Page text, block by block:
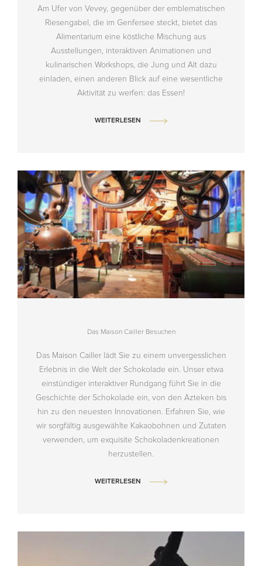
Am Ufer von Vevey, gegenüber der emblematischen
Riesengabel, die im Genfersee steckt, bietet das
Alimentarium eine köstliche Mischung aus
Ausstellungen, interaktiven Animationen und
kulinarischen Workshops, die Jung und Alt dazu
einladen, einen anderen Blick auf eine wesentliche
Aktivität zu werfen: das Essen!
WEITERLESEN
Das Maison Cailler Besuchen
Das Maison Cailler lädt Sie zu einem unvergesslichen
Erlebnis in die Welt der Schokolade ein. Unser etwa
einstündiger interaktiver Rundgang führt Sie in die
Geschichte der Schokolade ein, von den Azteken bis
hin zu den neuesten Innovationen. Erfahren Sie, wie
wir sorgfältig ausgewählte Kakaobohnen und Zutaten
verwenden, um exquisite Schokoladenkreationen
herzustellen.
WEITERLESEN